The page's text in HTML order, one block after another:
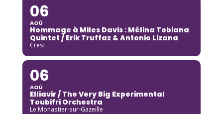
06
AOÛ
Hommage à Miles Davis : Mélina Tobiana
Quintet / Erik Truffaz & Antonio Lizana
Crest
06
AOÛ
Elliavir / The Very Big Experimental
Toubifri Orchestra
Le Monastier-sur-Gazeille